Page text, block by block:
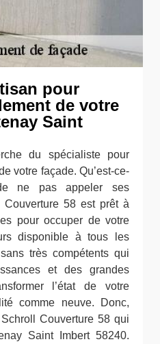
pour
de votre
Saint
du spécialiste pour
votre façade. Qu’est-ce-
ne pas appeler ses
Couverture 58 est prêt à
pour occuper de votre
disponible à tous les
très compétents qui
et des grandes
l’état de votre
comme neuve. Donc,
Couverture 58 qui
Saint Imbert 58240.